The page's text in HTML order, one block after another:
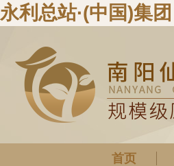
永利总站·(中国)集团
首页